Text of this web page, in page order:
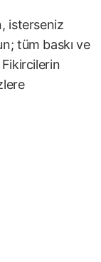
isterseniz
tüm baskı ve